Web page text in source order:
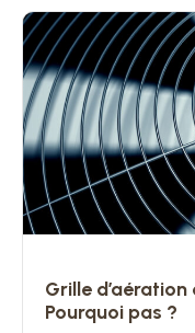
Grille
Pourquoi pas ?